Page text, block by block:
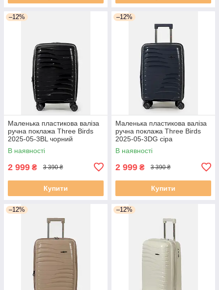
–12%
Маленька пластикова валіза
ручна поклажа Three Birds
2025-05-3BL чорний
В наявності
2 999 ₴ 3 390 ₴
Купити
–12%
Маленька пластикова валіза
ручна поклажа Three Birds
2025-05-3DG сіра
В наявності
2 999 ₴ 3 390 ₴
Купити
–12% –12%